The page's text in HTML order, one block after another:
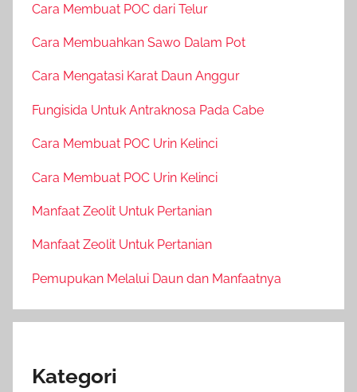
Cara Membuat POC dari Telur
Cara Membuahkan Sawo Dalam Pot
Cara Mengatasi Karat Daun Anggur
Fungisida Untuk Antraknosa Pada Cabe
Cara Membuat POC Urin Kelinci
Cara Membuat POC Urin Kelinci
Manfaat Zeolit Untuk Pertanian
Manfaat Zeolit Untuk Pertanian
Pemupukan Melalui Daun dan Manfaatnya
Kategori